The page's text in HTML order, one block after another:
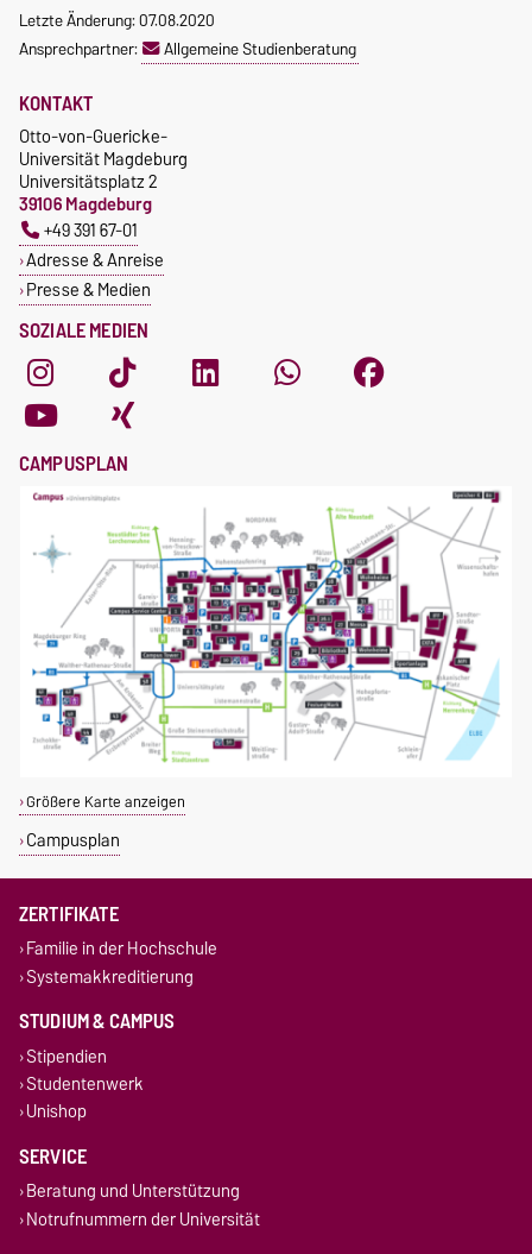
Letzte Änderung: 07.08.2020
Ansprechpartner:
Allgemeine Studienberatung
SOZIALE MEDIEN
KONTAKT
Otto-von-Guericke-
Universität Magdeburg
Universitätsplatz 2
39106 Magdeburg
+49 391 67-01
Adresse & Anreise
Presse & Medien
CAMPUSPLAN
Größere Karte anzeigen
Campusplan
ZERTIFIKATE
Familie in der Hochschule
Systemakkreditierung
STUDIUM & CAMPUS
Stipendien
Studentenwerk
Unishop
SERVICE
Beratung und Unterstützung
Notrufnummern der Universität